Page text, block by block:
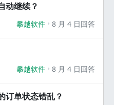
继续？
攀越软件 8 月 4 日回答
攀越软件 8 月 4 日回答
订单状态错乱？